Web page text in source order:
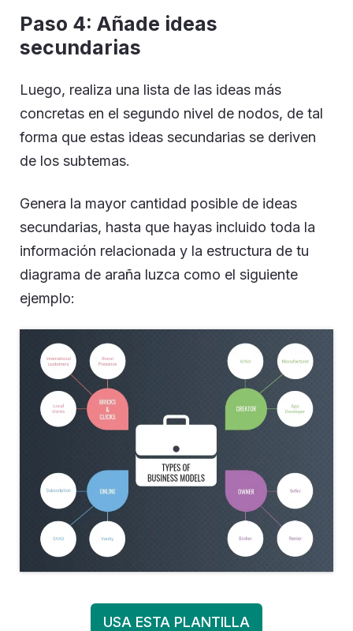
Paso 4: Añade ideas
secundarias
Luego, realiza una lista de las ideas más
concretas en el segundo nivel de nodos, de tal
forma que estas ideas secundarias se deriven
de los subtemas.
Genera la mayor cantidad posible de ideas
secundarias, hasta que hayas incluido toda la
información relacionada y la estructura de tu
diagrama de araña luzca como el siguiente
ejemplo:
USA ESTA PLANTILLA